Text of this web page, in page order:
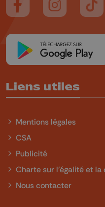
Suivez-nous surSuivez-nous
Liens utiles
Mentions légales
CSA
Publicité
Charte sur l'égalité et la
Nous contacter